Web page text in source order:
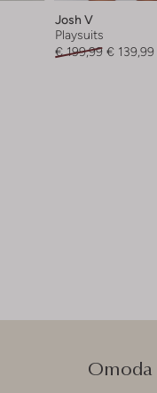
Josh V
Playsuits
€ 199,99 € 139,99
Omoda